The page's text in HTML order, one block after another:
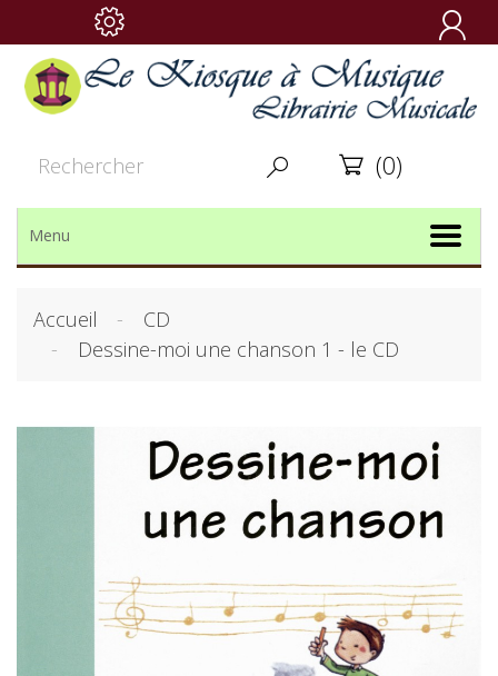

  (0)
Menu
Accueil
CD
Dessine-moi une chanson 1 - le CD